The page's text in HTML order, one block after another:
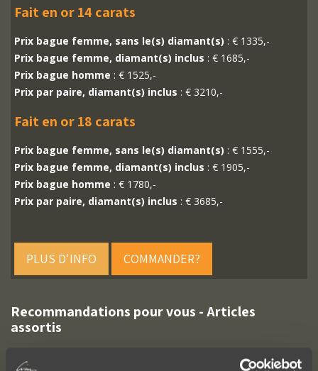
Fait en or 14 carats
Prix bague femme, sans le(s) diamant(s) : € 1335,-
Prix bague femme, diamant(s) inclus : € 1685,-
Prix bague homme : € 1525,-
Prix par paire, diamant(s) inclus : € 3210,-
Fait en or 18 carats
Prix bague femme, sans le(s) diamant(s) : € 1555,-
Prix bague femme, diamant(s) inclus : € 1905,-
Prix bague homme : € 1780,-
Prix par paire, diamant(s) inclus : € 3685,-
PLUS D'INFO COMMANDER?
Recommandations pour vous - Articles
assortis